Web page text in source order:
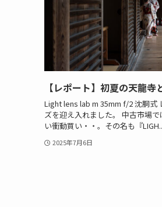
【レポート】初夏の天龍
Light lens lab m 35mm f/2 沈胴式
ズを迎え入れました。 中古市場
い衝動買い・・。その名も『
2025年7月6日